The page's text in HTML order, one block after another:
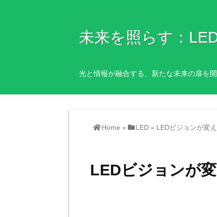
未来を照らす：
光と情報が融合する、新たな未来の扉を開
Home » LED » LEDビジョンが変
LEDビジョンが